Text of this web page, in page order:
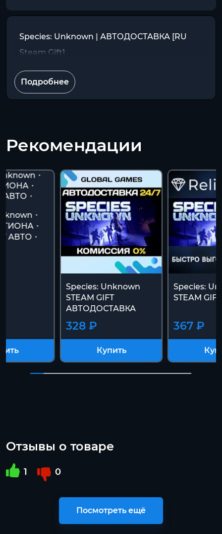
Species: Unknown | АВТОДОСТАВКА [RU
Steam Gift]
Подробнее
Рекомендации
・
・
АВТО・
Species: Unknown
STEAM GIFT
АВТОДОСТАВКА
328 ₽
Купить
Species:
STEAM
367 ₽
Отзывы о товаре
1 0
Посмотреть ещё